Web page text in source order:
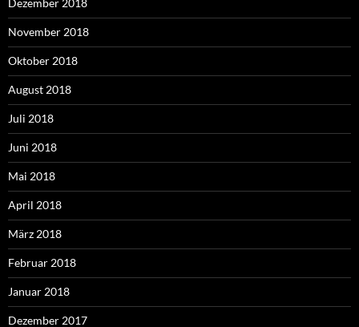
November 2018
Oktober 2018
August 2018
Juli 2018
Juni 2018
Mai 2018
April 2018
März 2018
Februar 2018
Januar 2018
Dezember 2017